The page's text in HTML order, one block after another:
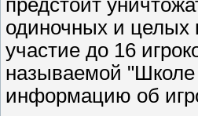
предстоит
одиночных и целых
участие до 16
называемой
информацию об